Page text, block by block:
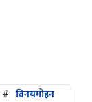
# विनयमोहन